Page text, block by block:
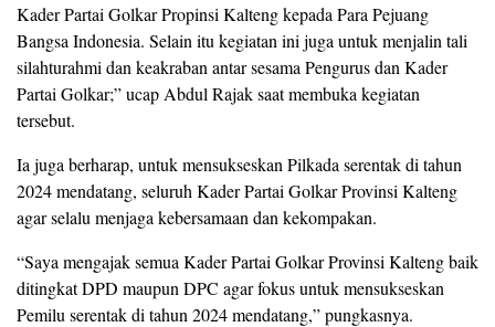
Kader Partai Golkar Propinsi Kalteng kepada Para Pejuang
Bangsa Indonesia. Selain itu kegiatan ini juga untuk menjalin tali
silahturahmi dan keakraban antar sesama Pengurus dan Kader
Partai Golkar;” ucap Abdul Rajak saat membuka kegiatan
tersebut.
Ia juga berharap, untuk mensukseskan Pilkada serentak di tahun
2024 mendatang, seluruh Kader Partai Golkar Provinsi Kalteng
agar selalu menjaga kebersamaan dan kekompakan.
“Saya mengajak semua Kader Partai Golkar Provinsi Kalteng baik
ditingkat DPD maupun DPC agar fokus untuk mensukseskan
Pemilu serentak di tahun 2024 mendatang,” pungkasnya.